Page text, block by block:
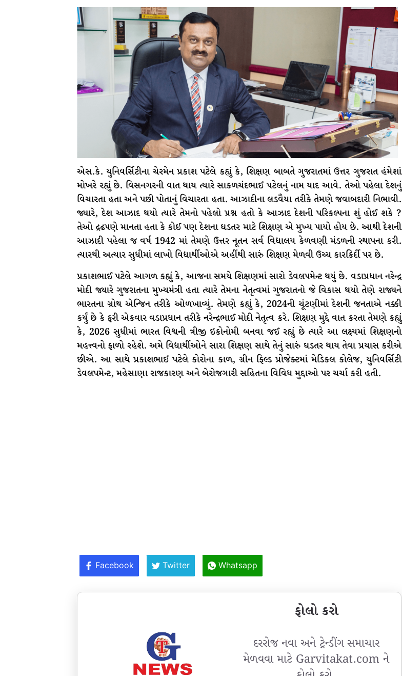
એસ.કે. યુનિવર્સિટીના ચેરમેન પ્રકાશ પટેલે કહ્યું કે, શિક્ષણ બાબતે ગુજરાતમાં ઉત્તર ગુજરાત હંમેશાં
મોખરે રહ્યું છે. વિસનગરની વાત થાય ત્યારે સાકળચંદભાઈ પટેલનું નામ યાદ આવે. તેઓ પહેલા દેશનું
વિચારતા હતા અને પછી પોતાનું વિચારતા હતા. આઝાદીના લડવૈયા તરીકે તેમણે જવાબદારી નિભાવી.
જ્યારે, દેશ આઝાદ થયો ત્યારે તેમનો પહેલો પ્રશ્ન હતો કે આઝાદ દેશની પરિકલ્પના શું હોઈ શકે ?
તેઓ દ્રઢપણે માનતા હતા કે કોઈ પણ દેશના ઘડતર માટે શિક્ષણ એ મુખ્ય પાયો હોય છે. આથી દેશની
આઝાદી પહેલા જ વર્ષ 1942 માં તેમણે ઉત્તર નૂતન સર્વ વિદ્યાલય કેળવણી મંડળની સ્થાપના કરી.
ત્યારથી અત્યાર સુધીમાં લાખો વિદ્યાર્થીઓએ અહીંથી સારું શિક્ષણ મેળવી ઉચ્ચ કારકિર્દી પર છે.
પ્રકાશભાઈ પટેલે આગળ કહ્યું કે, આજના સમયે શિક્ષણમાં સારો ડેવલપમેન્ટ થયું છે. વડાપ્રધાન નરેન્દ્ર
મોદી જ્યારે ગુજરાતના મુખ્યમંત્રી હતા ત્યારે તેમના નેતૃત્વમાં ગુજરાતનો જે વિકાસ થયો તેણે રાજ્યને
ભારતના ગ્રોથ એન્જિન તરીકે ઓળખાવ્યું. તેમણે કહ્યું કે, 2024ની ચૂંટણીમાં દેશની જનતાએ નક્કી
કર્યું છે કે ફરી એકવાર વડાપ્રધાન તરીકે નરેન્દ્રભાઈ મોદી નેતૃત્વ કરે. શિક્ષણ મુદ્દે વાત કરતા તેમણે કહ્યું
કે, 2026 સુધીમાં ભારત વિશ્વની ત્રીજી ઇકોનોમી બનવા જઈ રહ્યું છે ત્યારે આ લક્ષ્યમાં શિક્ષણનો
મહત્ત્વનો ફાળો રહેશે. અમે વિદ્યાર્થીઓને સારા શિક્ષણ સાથે તેનું સારું ઘડતર થાય તેવા પ્રયાસ કરીએ
છીએ. આ સાથે પ્રકાશભાઈ પટેલે કોરોના કાળ, ગ્રીન ફિલ્ડ પ્રોજેક્ટમાં મેડિકલ કોલેજ, યુનિવર્સિટી
ડેવલપમેન્ટ, મહેસાણા રાજકારણ અને બેરોજગારી સહિતના વિવિધ મુદ્દાઓ પર ચર્ચા કરી હતી.
Facebook Twitter Whatsapp
ફોલો કરો
દરરોજ નવા અને ટ્રેન્ડીંગ સમાચાર
મેળવવા માટે Garvitakat.com ને